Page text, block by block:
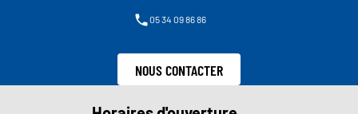
05 34 09 86 86
NOUS CONTACTER